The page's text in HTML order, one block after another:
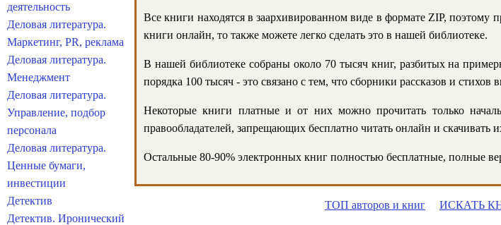
Все книги находятся в заархивированном виде в формате ZIP, поэтому
книги онлайн, то также можете легко сделать это в нашей библиотеке.
В нашей библиотеке собраны около 70 тысяч книг, разбитых на
порядка 100 тысяч - это связано с тем, что сборники рассказов и
Некоторые книги платные и от них можно прочитать только
правообладателей, запрещающих бесплатно читать онлайн и скачивать
Остальные 80-90% электронных книг полностью бесплатные, полные
ТОП авторов и книг ИСКАТЬ
деятельность
Деловая литература.
Маркетинг, PR, реклама
Деловая литература.
Менеджмент
Деловая литература.
Управление, подбор
персонала
Деловая литература.
Ценные бумаги,
инвестиции
Детектив
Детектив. Иронический